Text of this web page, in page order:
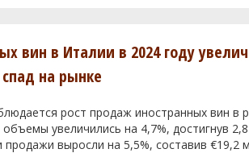
вин в Италии в 2024 году
на рынке
рост продаж иностранных вин в
увеличились на 4,7%, достигнув
выросли на 5,5%, составив €19,2